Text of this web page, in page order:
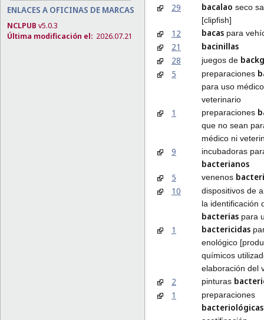
ENLACES A OFICINAS DE MARCAS
NCLPUB v5.0.3
Última modificación el: 2026.07.21
29 bacalao seco
[clipfish]
12 bacas para
21
bacinillas
28
juegos de
5
preparaciones
para uso
veterinario
1 preparaciones
que no sean
médico ni
9 incubadoras
bacterianos
5
venenos
10
dispositivos de
la identificación
bacterias para
1 bactericidas
enológico
químicos
elaboración del
2 pinturas
1
preparaciones
bacteriológicas